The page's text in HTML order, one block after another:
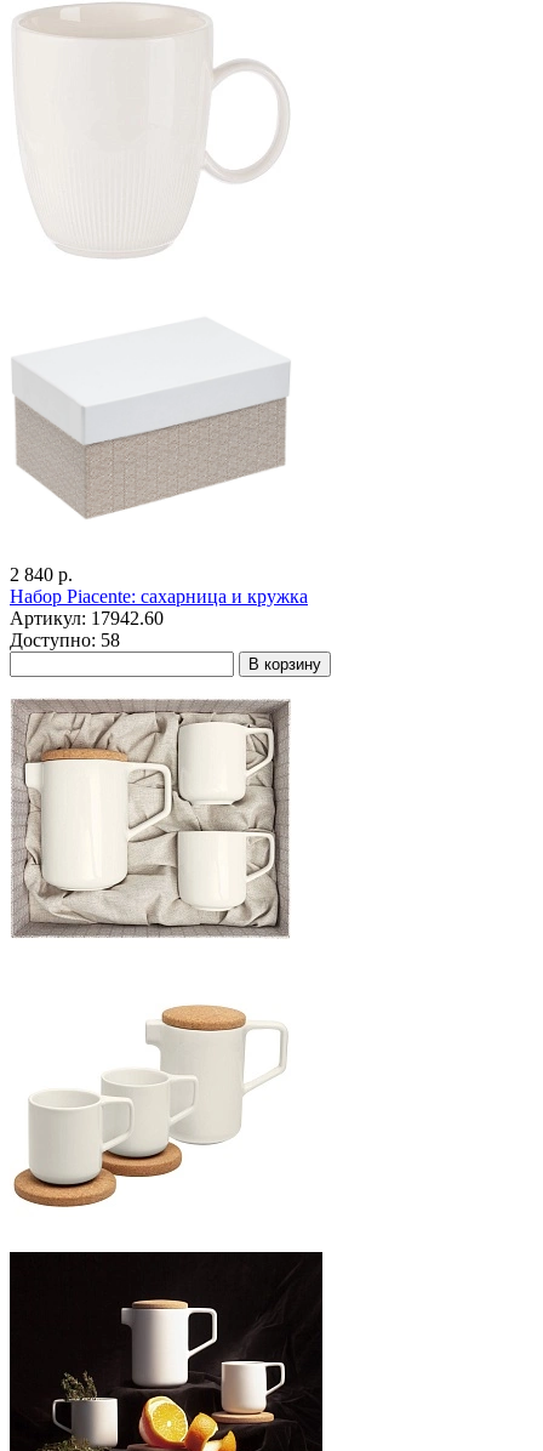
2 840 р.
Набор Piacente: сахарница и кружка
Артикул: 17942.60
Доступно: 58
В корзину